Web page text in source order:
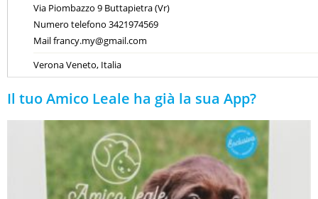
Via Piombazzo 9 Buttapietra (Vr)
Numero telefono 3421974569
Mail francy.my@gmail.com
Verona Veneto, Italia
Il tuo Amico Leale ha già la sua App?